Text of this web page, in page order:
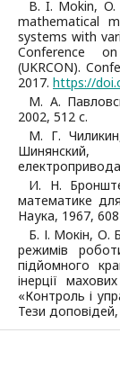
B. I. Mokin,
mathematical
systems with
Conference
(UKRCON).
2017. https://
М. А.
2002, 512 с.
М. Г.
И. Н.
математике
Наука, 1967, 608
Б. І. Мокін, О.
режимів
підйомного
інерції
«Контроль і
Тези